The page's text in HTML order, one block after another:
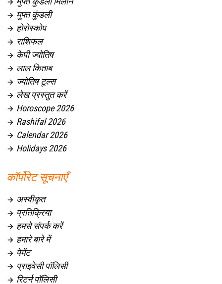

 मुफ्त कुंडली
 होरोस्कोप
 राशिफल
 केपी ज्योतिष
 लाल किताब
 ज्योतिष टूल्स
 लेख प्रस्तुत करें
 Horoscope 2026
 Rashifal 2026
 Calendar 2026
 Holidays 2026
कॉर्पोरेट सूचनाएँ
 अस्वीकृत
 प्रतिक्रिया
 हमसे संपर्क करें
 हमारे बारे में
 पेमेंट
 प्राइवेसी पॉलिसी
 रिटर्न पॉलिसी